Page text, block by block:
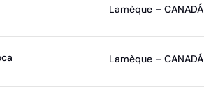
Lamèque – CANADÁ
Lamèque – CANADÁ